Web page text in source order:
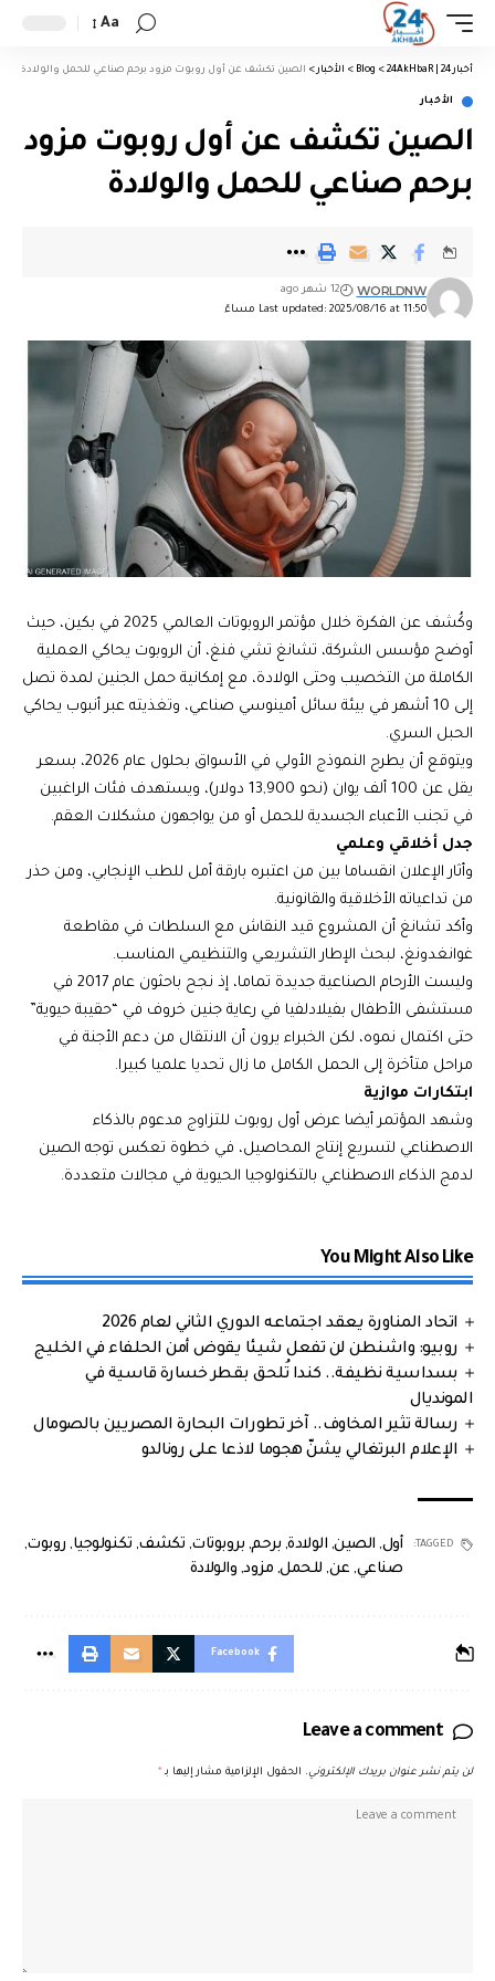
Aa
أخبار 24 | 24AkHbaR >
Blog
> الأخبار > الصين تكشف عن أول روبوت مزود برحم صناعي للحمل والولادة
الأخبار
الصين تكشف عن أول روبوت مزود
برحم صناعي للحمل والولادة
Last updated: 2025/08/16 at 11:50 مساءً
WORLDNW 12 شهر ago
وكُشف عن الفكرة خلال مؤتمر الروبوتات العالمي 2025 في بكين، حيث
أوضح مؤسس الشركة، تشانغ تشي فنغ، أن الروبوت يحاكي العملية
الكاملة من التخصيب وحتى الولادة، مع إمكانية حمل الجنين لمدة تصل
إلى 10 أشهر في بيئة سائل أمينوسي صناعي، وتغذيته عبر أنبوب يحاكي
الحبل السري.
ويتوقع أن يطرح النموذج الأولي في الأسواق بحلول عام 2026، بسعر
يقل عن 100 ألف يوان (نحو 13,900 دولار)، ويستهدف فئات الراغبين
في تجنب الأعباء الجسدية للحمل أو من يواجهون مشكلات العقم.
جدل أخلاقي وعلمي
وأثار الإعلان انقساما بين من اعتبره بارقة أمل للطب الإنجابي، ومن حذر
من تداعياته الأخلاقية والقانونية.
وأكد تشانغ أن المشروع قيد النقاش مع السلطات في مقاطعة
غوانغدونغ، لبحث الإطار التشريعي والتنظيمي المناسب.
وليست الأرحام الصناعية جديدة تماما، إذ نجح باحثون عام 2017 في
مستشفى الأطفال بفيلادلفيا في رعاية جنين خروف في “حقيبة حيوية”
حتى اكتمال نموه، لكن الخبراء يرون أن الانتقال من دعم الأجنة في
مراحل متأخرة إلى الحمل الكامل ما زال تحديا علميا كبيرا.
ابتكارات موازية
وشهد المؤتمر أيضا عرض أول روبوت للتزاوج مدعوم بالذكاء
الاصطناعي لتسريع إنتاج المحاصيل، في خطوة تعكس توجه الصين
لدمج الذكاء الاصطناعي بالتكنولوجيا الحيوية في مجالات متعددة.
You Might Also Like
اتحاد المناورة يعقد اجتماعه الدوري الثاني لعام 2026
روبيو: واشنطن لن تفعل شيئا يقوض أمن الحلفاء في الخليج
بسداسية نظيفة.. كندا تُلحق بقطر خسارة قاسية في
المونديال
رسالة تثير المخاوف.. آخر تطورات البحارة المصريين بالصومال
الإعلام البرتغالي يشنّ هجوما لاذعا على رونالدو
TAGGED: أول, الصين, الولادة, برحم, بروبوتات, تكشف, تكنولوجيا, روبوت,
صناعي, عن, للحمل, مزود, والولادة
Facebook
Leave a comment
لن يتم نشر عنوان بريدك الإلكتروني. الحقول الإلزامية مشار إليها بـ *